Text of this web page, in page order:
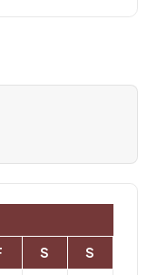
S
S